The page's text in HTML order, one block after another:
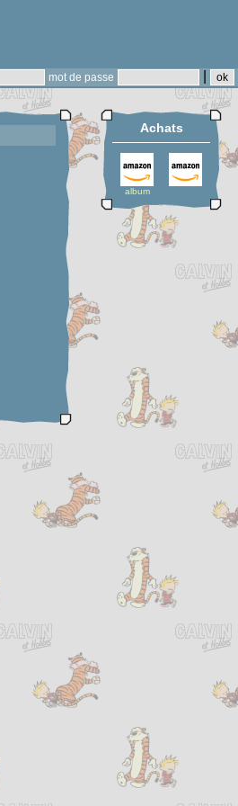
mot de passe
Achats
album